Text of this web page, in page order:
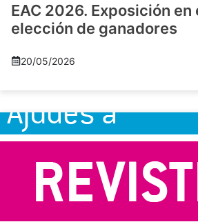
EAC 2026. Exposición en
elección de ganadores
20/05/2026